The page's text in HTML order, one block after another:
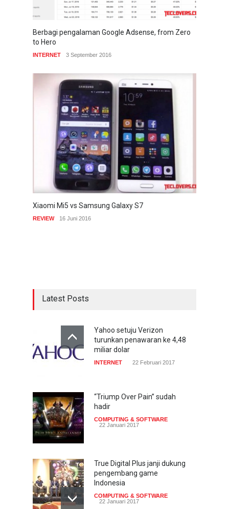
Berbagi pengalaman Google Adsense, from Zero
to Hero
INTERNET 3 September 2016
Xiaomi Mi5 vs Samsung Galaxy S7
REVIEW 16 Juni 2016
Latest Posts
Yahoo setuju Verizon
turunkan penawaran ke 4,48
miliar dolar
INTERNET 22 Februari 2017
“Triump Over Pain” sudah
hadir
COMPUTING & SOFTWARE
22 Januari 2017
True Digital Plus janji dukung
pengembang game
Indonesia
COMPUTING & SOFTWARE
22 Januari 2017